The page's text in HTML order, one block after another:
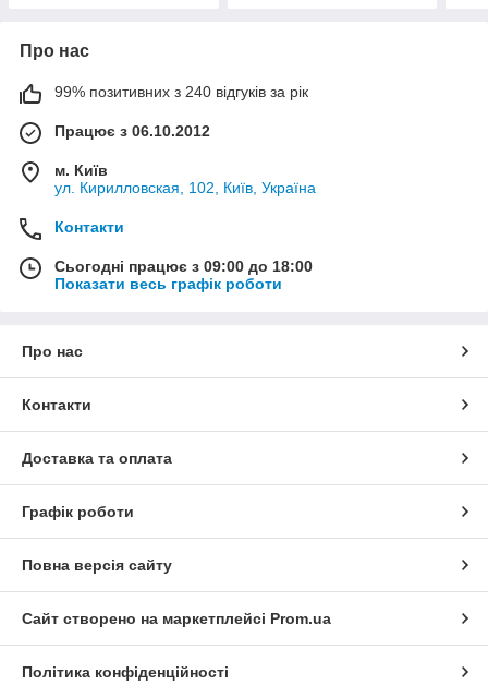
Про нас
99% позитивних з 240 відгуків за рік
Працює з 06.10.2012
м. Київ
ул. Кирилловская, 102, Київ, Україна
Контакти
Сьогодні працює з 09:00 до 18:00
Показати весь графік роботи
Про нас
Контакти
Доставка та оплата
Графік роботи
Повна версія сайту
Сайт створено на маркетплейсі Prom.ua
Політика конфіденційності